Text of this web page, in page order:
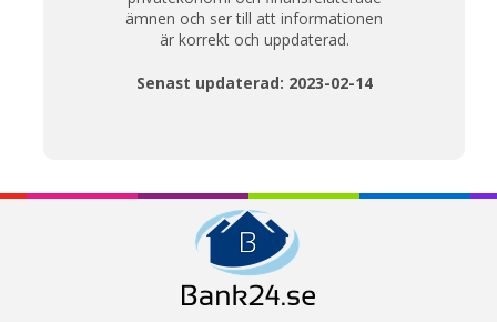
ämnen och ser till att informationen
är korrekt och uppdaterad.
Senast updaterad: 2023-02-14